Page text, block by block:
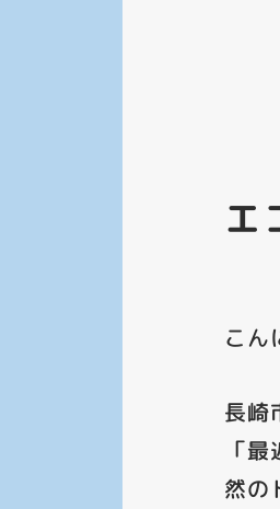
エ
こん
長崎
「
然の